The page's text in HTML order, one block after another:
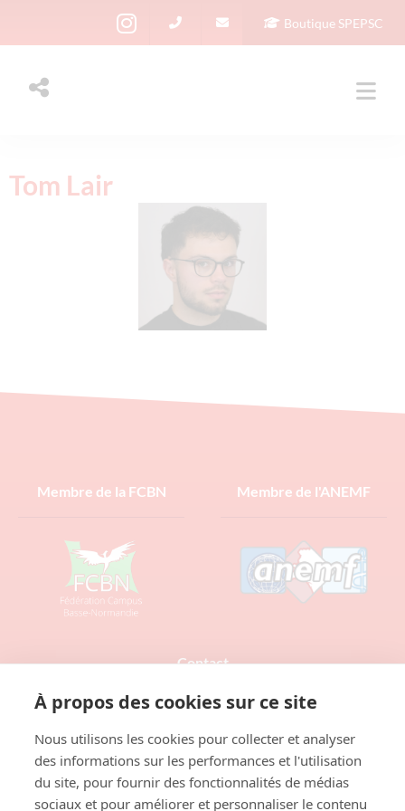
Boutique SPEPSC
Tom Lair
Membre de la FCBN Membre de l'ANEMF
Contact
À propos des cookies sur ce site
Nous utilisons les cookies pour collecter et analyser
des informations sur les performances et l'utilisation
du site, pour fournir des fonctionnalités de médias
sociaux et pour améliorer et personnaliser le contenu